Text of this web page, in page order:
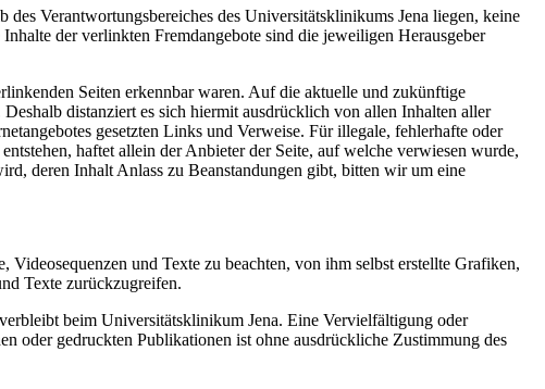
Verantwortungsbereiches des Universitätsklinikums Jena liegen, keine
der verlinkten Fremdangebote sind die jeweiligen Herausgeber
Seiten erkennbar waren. Auf die aktuelle und zukünftige
distanziert es sich hiermit ausdrücklich von allen Inhalten aller
gesetzten Links und Verweise. Für illegale, fehlerhafte oder
haftet allein der Anbieter der Seite, auf welche verwiesen wurde,
deren Inhalt Anlass zu Beanstandungen gibt, bitten wir um eine
und Texte zu beachten, von ihm selbst erstellte Grafiken,
Texte zurückzugreifen.
beim Universitätsklinikum Jena. Eine Vervielfältigung oder
oder gedruckten Publikationen ist ohne ausdrückliche Zustimmung des